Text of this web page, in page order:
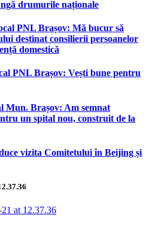
drumurile naționale
PNL Brașov: Mă bucur să
destinat consilierii persoanelor
domestică
PNL Brașov: Vești bune pentru
Mun. Brașov: Am semnat
un spital nou, construit de la
vizita Comitetului în Beijing și